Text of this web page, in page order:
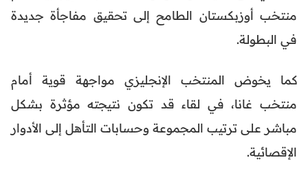
منتخب أوزبكستان الطامح إلى تحقيق مفاجأة جديدة
في البطولة.
كما يخوض المنتخب الإنجليزي مواجهة قوية أمام
منتخب غانا، في لقاء قد تكون نتيجته مؤثرة بشكل
مباشر على ترتيب المجموعة وحسابات التأهل إلى الأدوار
الإقصائية.